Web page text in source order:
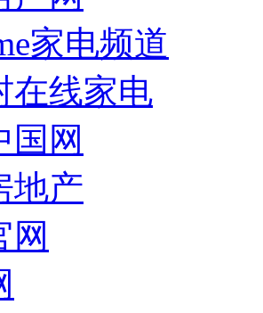
家电频道
在线家电
国网
地产
网